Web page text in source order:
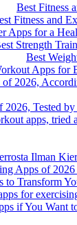
of 2026,